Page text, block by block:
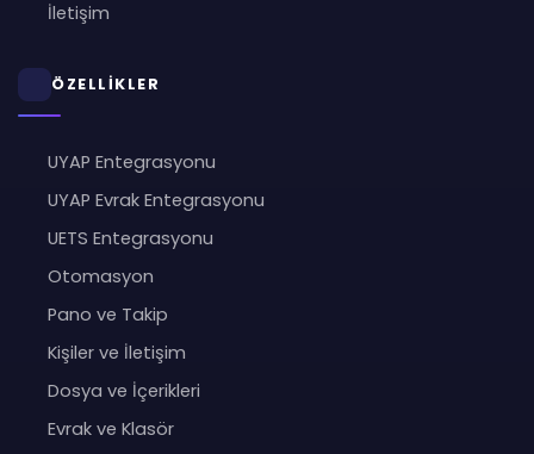
İletişim
ÖZELLİKLER
UYAP Entegrasyonu
UYAP Evrak Entegrasyonu
UETS Entegrasyonu
Otomasyon
Pano ve Takip
Kişiler ve İletişim
Dosya ve İçerikleri
Evrak ve Klasör